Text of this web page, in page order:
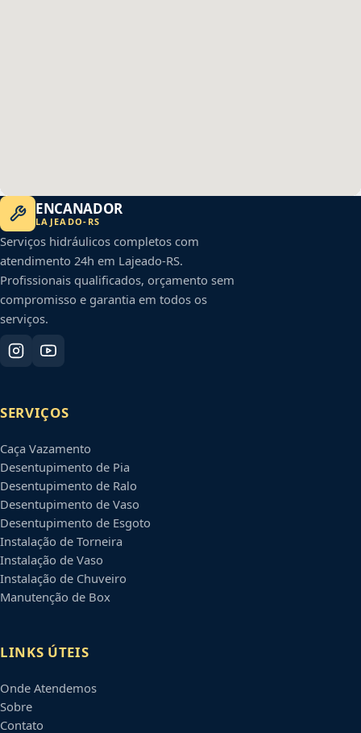
ENCANADOR
LAJEADO- RS
Serviços hidráulicos completos com
atendimento 24h em Lajeado-RS.
Profissionais qualificados, orçamento sem
compromisso e garantia em todos os
serviços.
SERVIÇOS
Caça Vazamento
Desentupimento de Pia
Desentupimento de Ralo
Desentupimento de Vaso
Desentupimento de Esgoto
Instalação de Torneira
Instalação de Vaso
Instalação de Chuveiro
Manutenção de Box
LINKS ÚTEIS
Onde Atendemos
Sobre
Contato